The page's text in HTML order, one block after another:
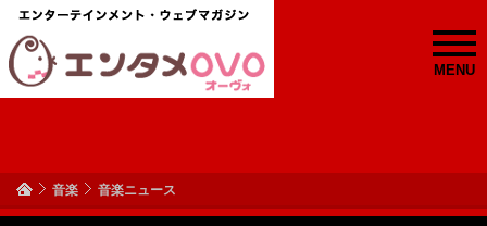
MENU
音楽 音楽ニュース